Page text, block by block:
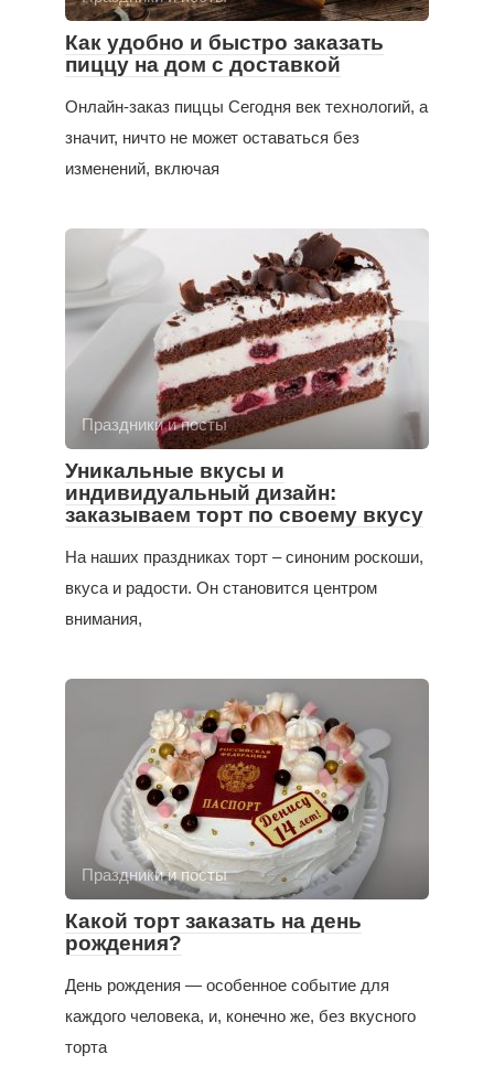
Как удобно и быстро заказать
пиццу на дом с доставкой
Онлайн-заказ пиццы Сегодня век технологий, а
значит, ничто не может оставаться без
изменений, включая
Праздники и посты
Уникальные вкусы и
индивидуальный дизайн:
заказываем торт по своему вкусу
На наших праздниках торт – синоним роскоши,
вкуса и радости. Он становится центром
внимания,
Праздники и посты
Какой торт заказать на день
рождения?
День рождения — особенное событие для
каждого человека, и, конечно же, без вкусного
торта